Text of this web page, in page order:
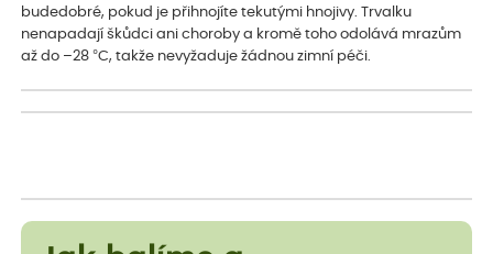
budedobré, pokud je přihnojíte tekutými hnojivy. Trvalku
nenapadají škůdci ani choroby a kromě toho odolává mrazům
až do –28 °C, takže nevyžaduje žádnou zimní péči.